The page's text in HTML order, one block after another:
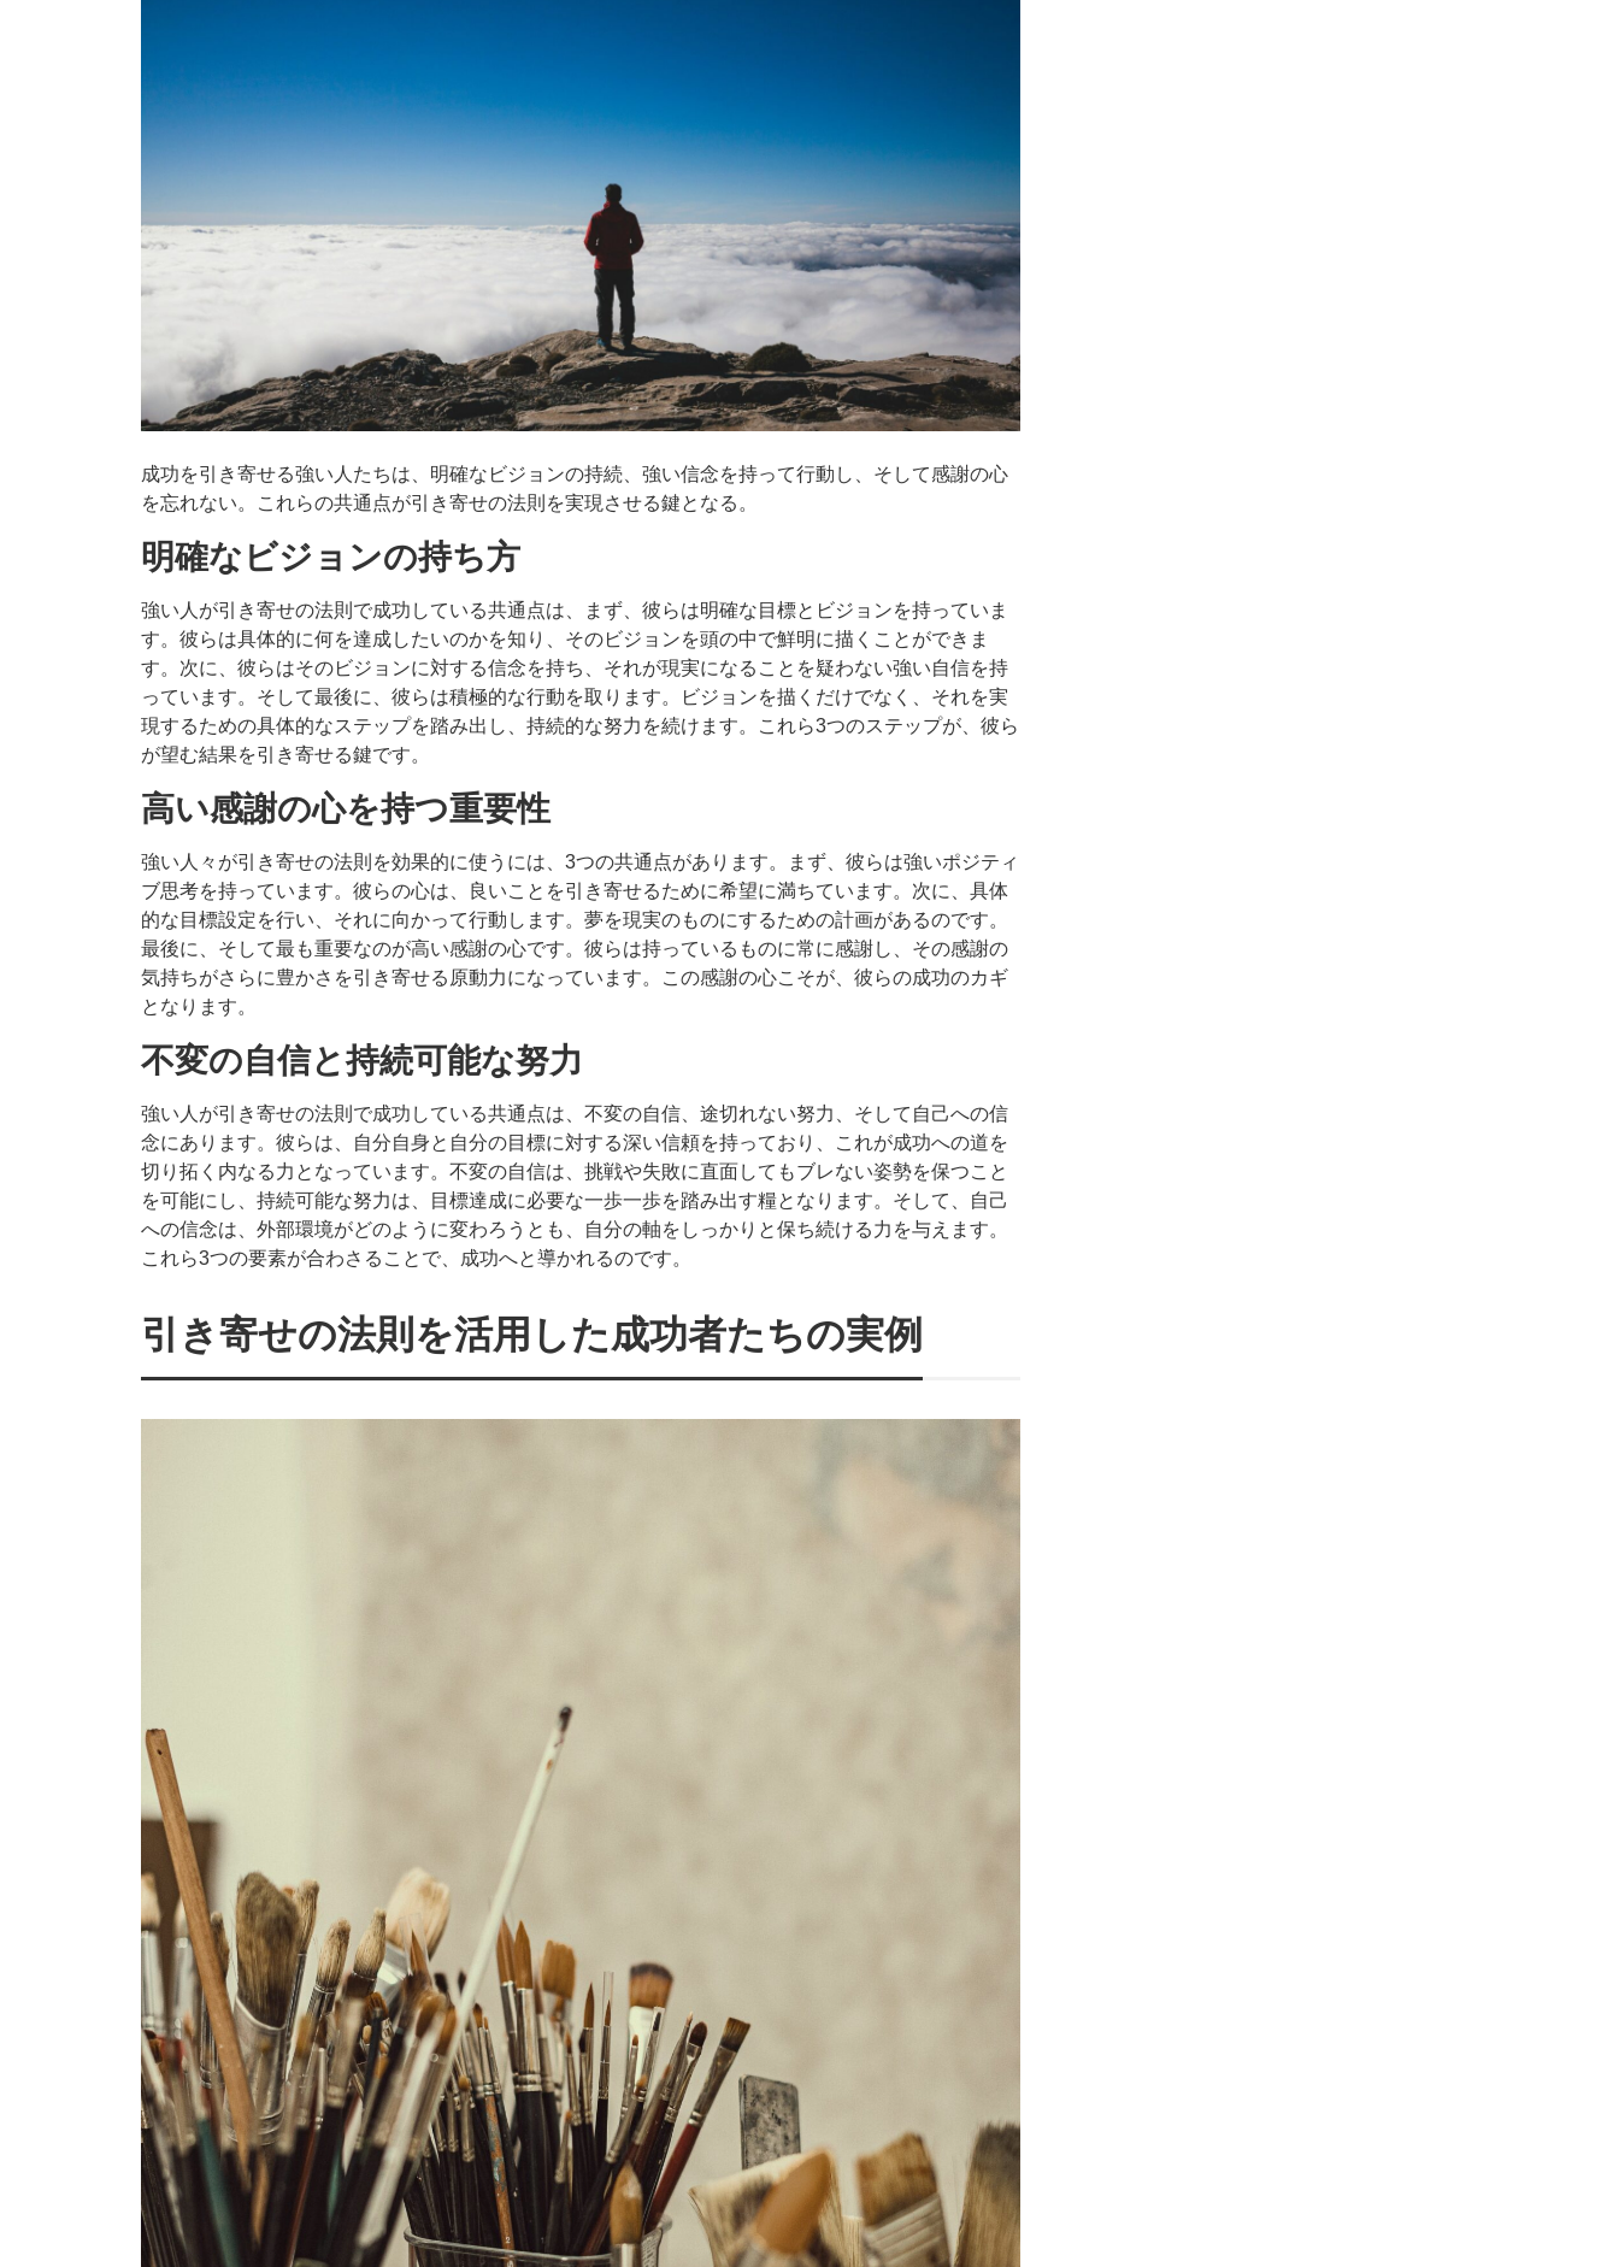
成功を引き寄せる強い人たちは、明確なビジョンの持続、強い信念を持って行動し、そして感謝の心
を忘れない。これらの共通点が引き寄せの法則を実現させる鍵となる。
明確なビジョンの持ち方
強い人が引き寄せの法則で成功している共通点は、まず、彼らは明確な目標とビジョンを持っていま
す。彼らは具体的に何を達成したいのかを知り、そのビジョンを頭の中で鮮明に描くことができま
す。次に、彼らはそのビジョンに対する信念を持ち、それが現実になることを疑わない強い自信を持
っています。そして最後に、彼らは積極的な行動を取ります。ビジョンを描くだけでなく、それを実
現するための具体的なステップを踏み出し、持続的な努力を続けます。これら3つのステップが、彼ら
が望む結果を引き寄せる鍵です。
高い感謝の心を持つ重要性
強い人々が引き寄せの法則を効果的に使うには、3つの共通点があります。まず、彼らは強いポジティ
ブ思考を持っています。彼らの心は、良いことを引き寄せるために希望に満ちています。次に、具体
的な目標設定を行い、それに向かって行動します。夢を現実のものにするための計画があるのです。
最後に、そして最も重要なのが高い感謝の心です。彼らは持っているものに常に感謝し、その感謝の
気持ちがさらに豊かさを引き寄せる原動力になっています。この感謝の心こそが、彼らの成功のカギ
となります。
不変の自信と持続可能な努力
強い人が引き寄せの法則で成功している共通点は、不変の自信、途切れない努力、そして自己への信
念にあります。彼らは、自分自身と自分の目標に対する深い信頼を持っており、これが成功への道を
切り拓く内なる力となっています。不変の自信は、挑戦や失敗に直面してもブレない姿勢を保つこと
を可能にし、持続可能な努力は、目標達成に必要な一歩一歩を踏み出す糧となります。そして、自己
への信念は、外部環境がどのように変わろうとも、自分の軸をしっかりと保ち続ける力を与えます。
これら3つの要素が合わさることで、成功へと導かれるのです。
引き寄せの法則を活用した成功者たちの実例